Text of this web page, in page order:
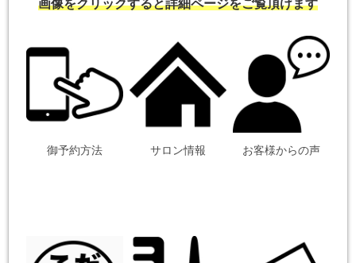
画像をクリックすると詳細ページをご覧頂けます
御予約方法 サロン情報 お客様からの声